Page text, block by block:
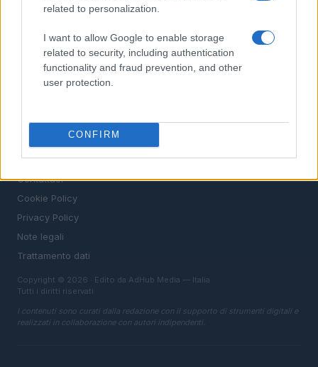
related to personalization.
I want to allow Google to enable storage
related to security, including authentication
functionality and fraud prevention, and other
user protection.
CONFIRM
MAGAZINE
Chi siamo
Ultime notizie
LEGALE
Contattaci
Cookie Policy
Privacy Policy
Note legali
Trattamento dati
Copyright © 2026 · Edito da AdHub Media — Italia
Tutti i diritti riservati
I contenuti sono curati dalla redazione con il supporto di strumenti digitali e
realizzati in collaborazione con autori indipendenti.